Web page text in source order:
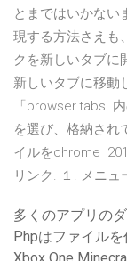
とまではいかない
現する方法さえも
クを新しいタブに
新しいタブに移動
「browser.tabs.
を選び、格納され
イルをchrome
リンク. １. メニュ
多くのアプリの
Phpはファイル